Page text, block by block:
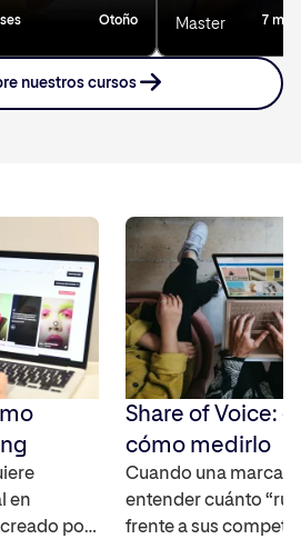
Otoño Master 7
nuestros cursos
en
por
Share of Voice:
cómo medirlo
Cuando una marca
entender cuánto
frente a sus